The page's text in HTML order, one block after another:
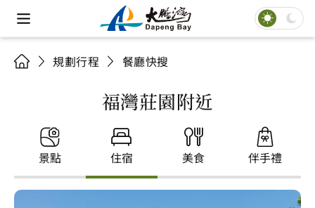
規劃行程 餐廳快搜
福灣莊園附近
景點 住宿 美食 伴手禮